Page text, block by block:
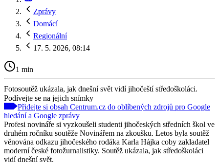
Zprávy
Domácí
Regionální
17. 5. 2026, 08:14
1 min
Fotosoutěž ukázala, jak dnešní svět vidí jihočeští středoškoláci.
Podívejte se na jejich snímky
Přidejte si obsah Centrum.cz do oblíbených zdrojů pro Google
hledání a Google zprávy
Profesi novináře si vyzkoušeli studenti jihočeských středních škol ve
druhém ročníku soutěže Novinářem na zkoušku. Letos byla soutěž
věnována odkazu jihočeského rodáka Karla Hájka coby zakladatel
moderní české fotožurnalistiky. Soutěž ukázala, jak středoškoláci
vidí dnešní svět.